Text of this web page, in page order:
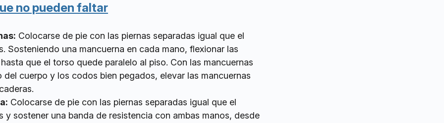
no pueden faltar
Colocarse de pie con las piernas separadas igual que el
Sosteniendo una mancuerna en cada mano, flexionar las
que el torso quede paralelo al piso. Con las mancuernas
cuerpo y los codos bien pegados, elevar las mancuernas
Colocarse de pie con las piernas separadas igual que el
y sostener una banda de resistencia con ambas manos, desde